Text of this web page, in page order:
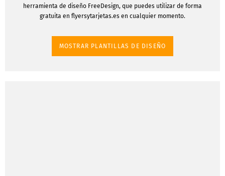
herramienta de diseño FreeDesign, que puedes utilizar de forma
gratuita en flyersytarjetas.es en cualquier momento.
MOSTRAR PLANTILLAS DE DISEÑO